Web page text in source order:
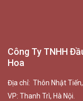
Công Ty TNHH
Hoa
Địa chỉ: Thôn Nhật
VP: Thanh Trì, Hà Nội.